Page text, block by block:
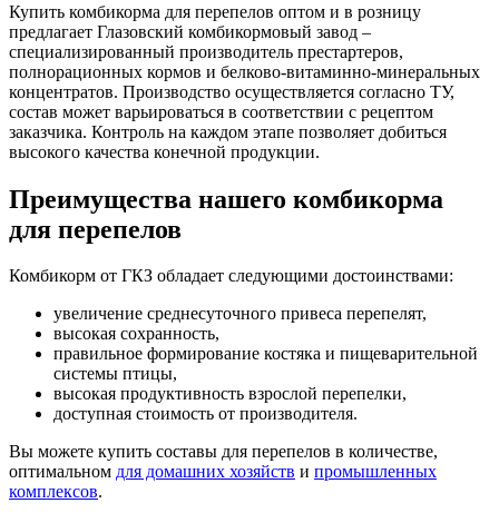
Купить комбикорма для перепелов оптом и в розницу
предлагает Глазовский комбикормовый завод –
специализированный производитель престартеров,
полнорационных кормов и белково-витаминно-минеральных
концентратов. Производство осуществляется согласно ТУ,
состав может варьироваться в соответствии с рецептом
заказчика. Контроль на каждом этапе позволяет добиться
высокого качества конечной продукции.
Преимущества нашего комбикорма
для перепелов
Комбикорм от ГКЗ обладает следующими достоинствами:
увеличение среднесуточного привеса перепелят,
высокая сохранность,
правильное формирование костяка и пищеварительной
системы птицы,
высокая продуктивность взрослой перепелки,
доступная стоимость от производителя.
Вы можете купить составы для перепелов в количестве,
оптимальном для домашних хозяйств и промышленных
комплексов.